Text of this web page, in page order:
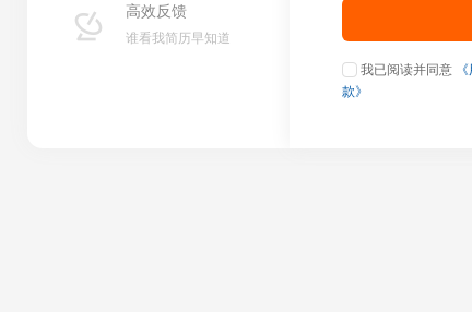
高效反馈
谁看我简历早知道
我已阅读并同意
款》